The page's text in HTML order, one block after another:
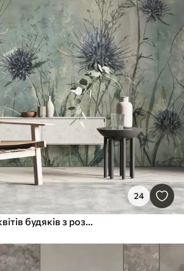
24
Поле фіолетових квітів будяків з розмитими квітами та листям на вінтажному текстурному тлі